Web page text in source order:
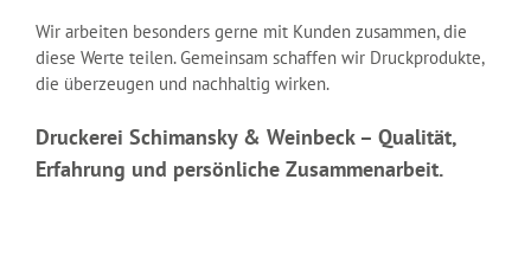
Wir arbeiten besonders gerne mit Kunden zusammen, die
diese Werte teilen. Gemeinsam schaffen wir Druckprodukte,
die überzeugen und nachhaltig wirken.
Druckerei Schimansky & Weinbeck – Qualität,
Erfahrung und persönliche Zusammenarbeit.